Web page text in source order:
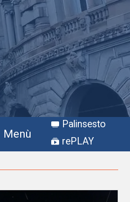
Menù
Palinsesto
rePLAY